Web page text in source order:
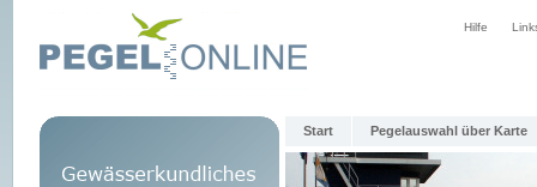
Hilfe
Start Pegelauswahl über Karte